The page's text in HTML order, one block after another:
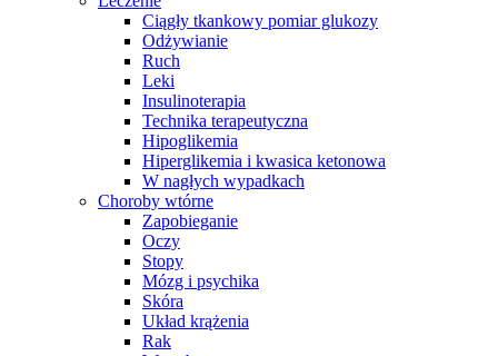
Ciągły tkankowy pomiar glukozy
Odżywianie
Ruch
Leki
Insulinoterapia
Technika terapeutyczna
Hipoglikemia
Hiperglikemia i kwasica ketonowa
W nagłych wypadkach
Choroby wtórne
Zapobieganie
Oczy
Stopy
Mózg i psychika
Skóra
Układ krążenia
Rak